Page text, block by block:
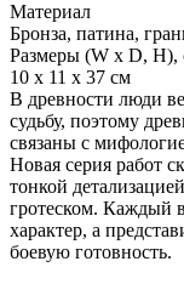
Материал
Бронза, патина,
Размеры (W x D, H),
10 x 11 x 37 см
В древности люди
судьбу, поэтому
связаны с
Новая серия работ
тонкой
гротеском. Каждый
характер, а
боевую готовность.